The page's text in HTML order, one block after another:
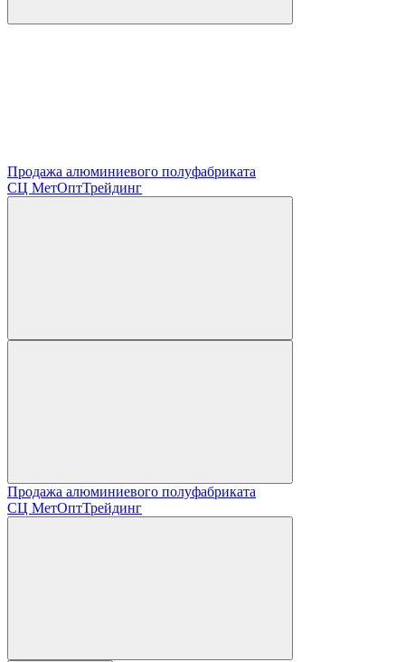
Продажа алюминиевого полуфабриката
СЦ МетОптТрейдинг
Продажа алюминиевого полуфабриката
СЦ МетОптТрейдинг